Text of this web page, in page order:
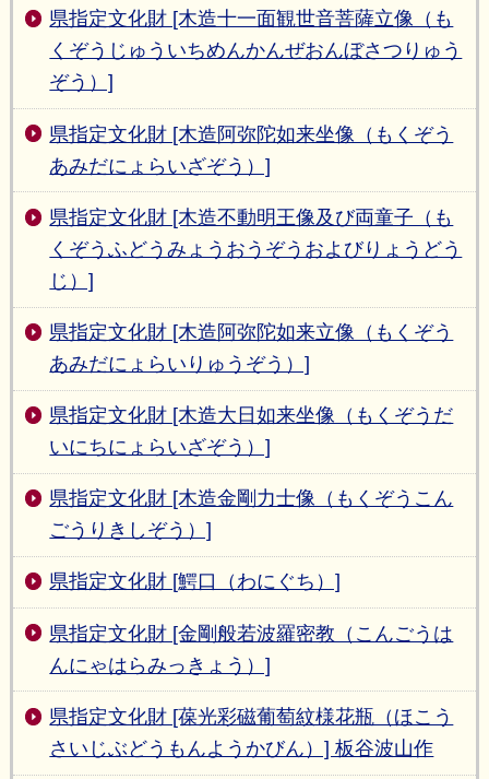
県指定文化財 [木造十一面観世音菩薩立像（も
くぞうじゅういちめんかんぜおんぼさつりゅう
ぞう）]
県指定文化財 [木造阿弥陀如来坐像（もくぞう
あみだにょらいざぞう）]
県指定文化財 [木造不動明王像及び両童子（も
くぞうふどうみょうおうぞうおよびりょうどう
じ）]
県指定文化財 [木造阿弥陀如来立像（もくぞう
あみだにょらいりゅうぞう）]
県指定文化財 [木造大日如来坐像（もくぞうだ
いにちにょらいざぞう）]
県指定文化財 [木造金剛力士像（もくぞうこん
ごうりきしぞう）]
県指定文化財 [鰐口（わにぐち）]
県指定文化財 [金剛般若波羅密教（こんごうは
んにゃはらみっきょう）]
県指定文化財 [葆光彩磁葡萄紋様花瓶（ほこう
さいじぶどうもんようかびん）] 板谷波山作